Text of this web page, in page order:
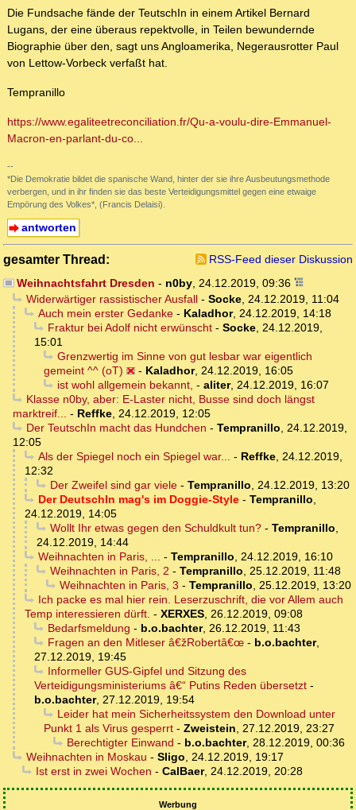
Die Fundsache fände der TeutschIn in einem Artikel Bernard
Lugans, der eine überaus repektvolle, in Teilen bewundernde
Biographie über den, sagt uns Angloamerika, Negerausrotter Paul
von Lettow-Vorbeck verfaßt hat.
Tempranillo
https://www.egaliteetreconciliation.fr/Qu-a-voulu-dire-Emmanuel-
Macron-en-parlant-du-co...
--
*Die Demokratie bildet die spanische Wand, hinter der sie ihre Ausbeutungsmethode
verbergen, und in ihr finden sie das beste Verteidigungsmittel gegen eine etwaige
Empörung des Volkes*, (Francis Delaisi).
antworten
gesamter Thread:
RSS-Feed dieser Diskussion
Weihnachtsfahrt Dresden - n0by, 24.12.2019, 09:36
Widerwärtiger rassistischer Ausfall- Socke, 24.12.2019, 11:04
Auch mein erster Gedanke- Kaladhor, 24.12.2019, 14:18
Fraktur bei Adolf nicht erwünscht- Socke, 24.12.2019,
15:01
Grenzwertig im Sinne von gut lesbar war eigentlich
gemeint ^^ (oT)
- Kaladhor, 24.12.2019, 16:05
ist wohl allgemein bekannt, - aliter, 24.12.2019, 16:07
Klasse n0by, aber: E-Laster nicht, Busse sind doch längst
marktreif...
- Reffke 24.12.2019, 12:05
Der TeutschIn macht das Hundchen - Tempranillo
24.12.2019,
12:05
Als der Spiegel noch ein Spiegel war...
- Reffke, 24.12.2019,
12:32
Der Zweifel sind gar viele- Tempranillo
24.12.2019, 13:20
Der DeutschIn mag's im Doggie-Style- Tempranillo
24.12.2019, 14:05
Wollt Ihr etwas gegen den Schuldkult tun?- Tempranillo
24.12.2019, 14:44
Weihnachten in Paris, ...
- Tempranillo
24.12.2019, 16:10
Weihnachten in Paris, 2 - Tempranillo
25.12.2019, 11:48
Weihnachten in Paris, 3 - Tempranillo
25.12.2019, 13:20
Ich packe es mal hier rein. Leserzuschrift, die vor Allem auch
Temp interessieren dürft. - XERXES 26.12.2019, 09:08
Bedarfsmeldung - b.o.bachter, 26.12.2019, 11:43
Fragen an den Mitleser â€žRobertâ€œ- b.o.bachter,
27.12.2019, 19:45
Informeller GUS-Gipfel und Sitzung des
Verteidigungsministeriums â€“ Putins Reden übersetzt -
b.o.bachter, 27.12.2019, 19:54
Leider hat mein Sicherheitssystem den Download unter
Punkt 1 als Virus gesperrt - Zweistein
27.12.2019, 23:27
Berechtigter Einwand - b.o.bachter, 28.12.2019, 00:36
Weihnachten in Moskau - Sligo
24.12.2019, 19:17
Ist erst in zwei Wochen - CalBaer, 24.12.2019, 20:28
Werbung